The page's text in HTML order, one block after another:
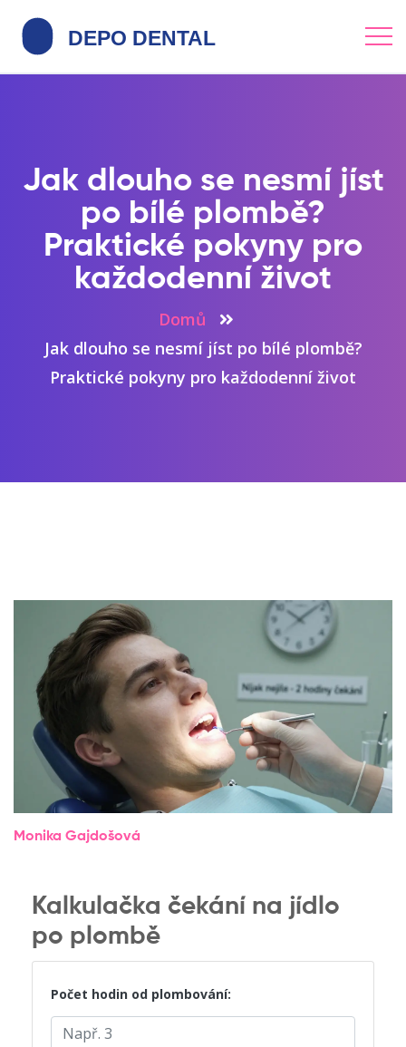
Jak dlouho se nesmí jíst
po bílé plombě?
Praktické pokyny pro
každodenní život
Domů
Jak dlouho se nesmí jíst po bílé plombě?
Praktické pokyny pro každodenní život
Monika Gajdošová
Kalkulačka čekání na jídlo
po plombě
Počet hodin od plombování: